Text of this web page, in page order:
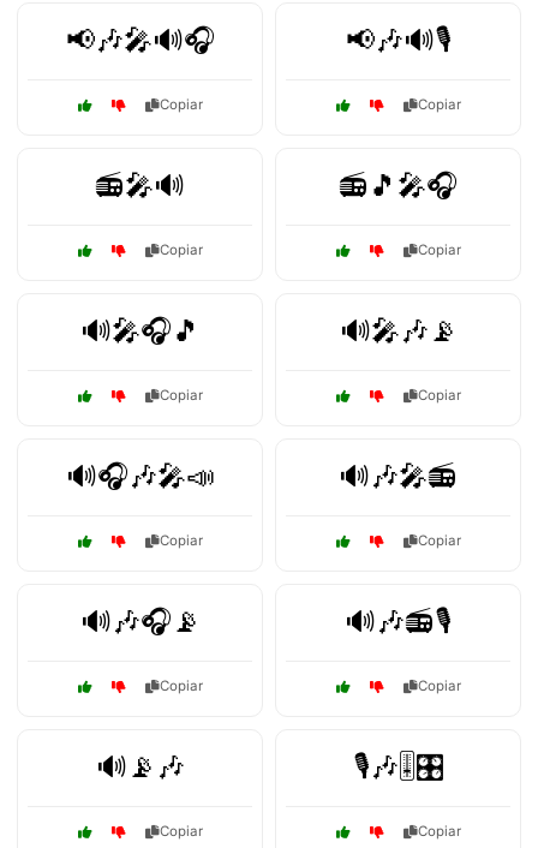
📢🎶🎤🔊🎧
Copiar
📢🎶🔊🎙️
Copiar
📻🎤🔊
Copiar
📻🎵🎤🎧
Copiar
🔊🎤🎧🎵
Copiar
🔊🎤🎶📡
Copiar
🔊🎧🎶🎤📣
Copiar
🔊🎶🎤📻
Copiar
🔊🎶🎧📡
Copiar
🔊🎶📻🎙️
Copiar
🔊📡🎶
Copiar
🎙️🎶🎚️🎛️
Copiar